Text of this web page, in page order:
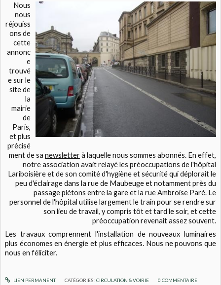
Nous
nous
réjouiss
ons de
cette
annonc
e
trouvé
e sur le
site de
la
mairie
de
Paris,
et plus
précisé
ment de sa newsletterà laquelle nous sommes abonnés. En effet,
notre association avait relayé les préoccupations de l'hôpital
Lariboisière et de son comité d'hygiène et sécurité qui déplorait le
peu d'éclairage dans la rue de Maubeuge et notamment près du
passage piétons entre la gare et la rue Ambroise Paré. Le
personnel de l'hôpital utilise largement le train pour se rendre sur
son lieu de travail, y compris tôt et tard le soir, et cette
préoccupation revenait assez souvent.
Les travaux comprennent l'installation de nouveaux luminaires
plus économes en énergie et plus efficaces. Nous ne pouvons que
nous en féliciter.
LIEN PERMANENT CATÉGORIES :CIRCULATION & VOIRIE 0 COMMENTAIRE